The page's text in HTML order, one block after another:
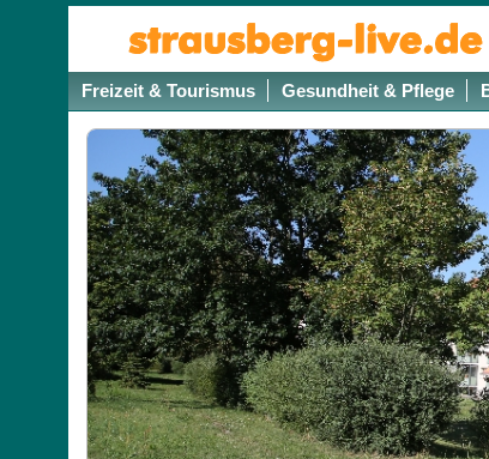
Freizeit & Tourismus Gesundheit & Pflege